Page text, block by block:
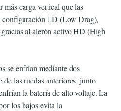
más carga vertical que las
configuración LD (Low Drag),
al alerón activo HD (High
se enfrían mediante dos
de las ruedas anteriores, junto
la batería de alto voltaje. La
los bajos evita la